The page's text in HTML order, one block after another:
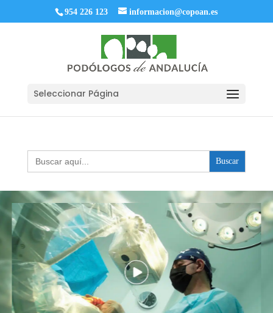
954 226 123 informacion@copoan.es
Seleccionar Página
Buscar: